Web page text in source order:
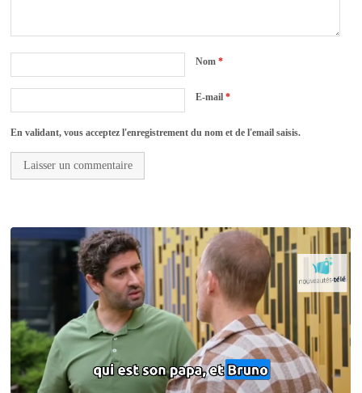
Nom*
E-mail*
En validant, vous acceptez l'enregistrement du nom et de l'email saisis.